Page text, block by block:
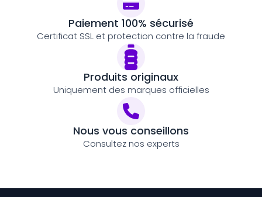
Paiement 100% sécurisé
Certificat SSL et protection contre la fraude
Produits originaux
Uniquement des marques officielles
Nous vous conseillons
Consultez nos experts